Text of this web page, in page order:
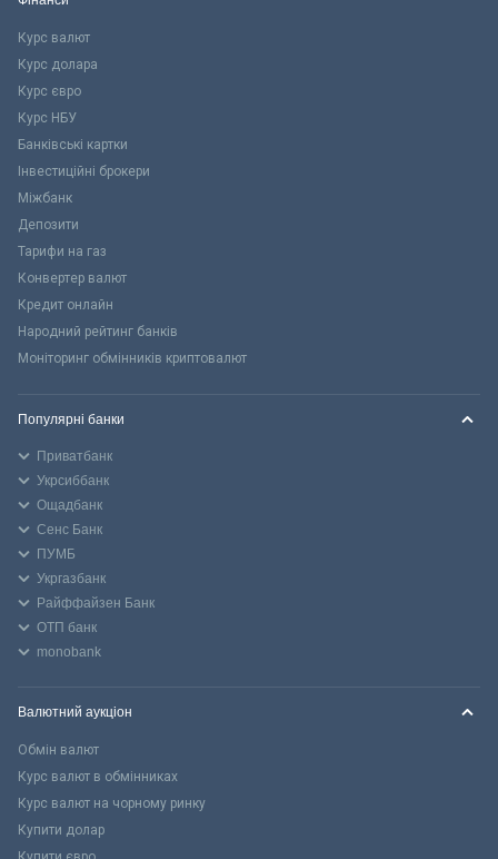
Курс валют
Курс долара
Курс євро
Курс НБУ
Банківські картки
Інвестиційні брокери
Міжбанк
Депозити
Тарифи на газ
Конвертер валют
Кредит онлайн
Народний рейтинг банків
Моніторинг обмінників криптовалют
Популярні банки
Приватбанк
Укрсиббанк
Ощадбанк
Сенс Банк
ПУМБ
Укргазбанк
Райффайзен Банк
ОТП банк
monobank
Валютний аукціон
Обмін валют
Курс валют в обмінниках
Курс валют на чорному ринку
Купити долар